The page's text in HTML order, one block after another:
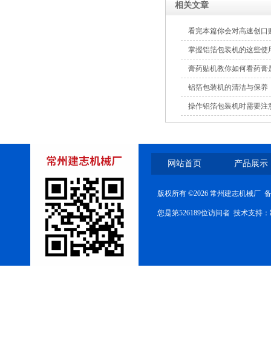
相关文章
看完本篇你会对高速创口
掌握铝箔包装机的这些使
膏药贴机教你如何看药膏
铝箔包装机的清洁与保养
操作铝箔包装机时需要注
网站首页 产品展示
版权所有 ©2026 常州建志机械厂
您是第526189位访问者 技术支持：